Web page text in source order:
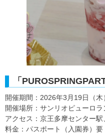
「
開催期間：2026年3月19日（木
開催場所：サンリオピューロ
アクセス：京王多摩センター
料金：パスポート（入園券）要